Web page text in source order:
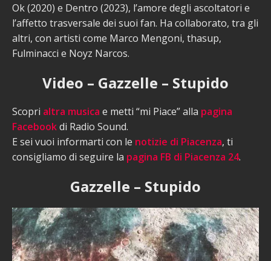
Ok (2020) e Dentro (2023), l’amore degli ascoltatori e
l’affetto trasversale dei suoi fan. Ha collaborato, tra gli
altri, con artisti come Marco Mengoni, thasup,
Fulminacci e Noyz Narcos.
Video – Gazzelle – Stupido
Scopri altra musica e metti “mi Piace” alla pagina
Facebookdi Radio Sound.
E sei vuoi informarti con le notizie di Piacenza, ti
consigliamo di seguire la pagina FB di Piacenza 24.
Gazzelle – Stupido